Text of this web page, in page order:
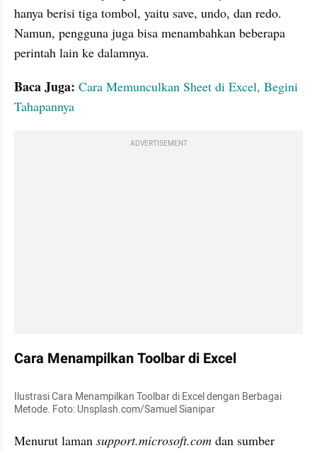
hanya berisi tiga tombol, yaitu save, undo, dan redo.
Namun, pengguna juga bisa menambahkan beberapa
perintah lain ke dalamnya.
Baca Juga: Cara Memunculkan Sheet di Excel, Begini
Tahapannya
ADVERTISEMENT
Cara Menampilkan Toolbar di Excel
Ilustrasi Cara Menampilkan Toolbar di Excel dengan Berbagai
Metode. Foto: Unsplash.com/Samuel Sianipar
Menurut laman support.microsoft.com dan sumber